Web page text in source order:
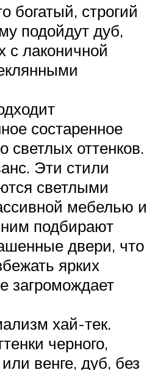
богатый, строгий
подойдут дуб,
с лаконичной
состаренное
светлых оттенков.
Эти стили
светлыми
мебелью и
ним подбирают
двери, что
ярких
загромождает
хай-тек.
черного,
венге, дуб, без